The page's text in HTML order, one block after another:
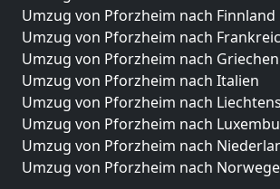
Umzug von Pforzheim nach Finnland
Umzug von Pforzheim nach
Umzug von Pforzheim nach
Umzug von Pforzheim nach Italien
Umzug von Pforzheim nach
Umzug von Pforzheim nach
Umzug von Pforzheim nach
Umzug von Pforzheim nach